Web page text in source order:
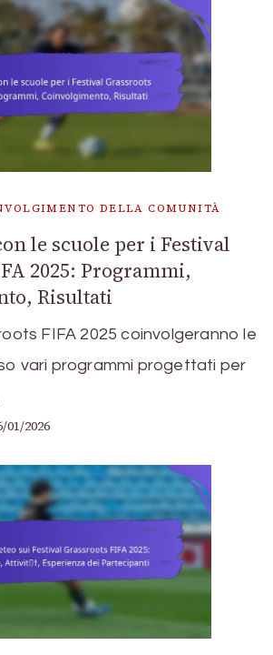
DELLA COMUNITÀ
le scuole per i Festival
2025: Programmi,
Risultati
FIFA 2025 coinvolgeranno le
vari programmi progettati per
01/2026